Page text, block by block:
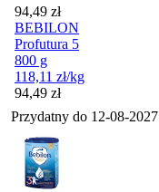
Cena
94,49 zł
BEBILON
Profutura 5
800 g
118,11 zł/kg
Cena
94,49 zł
Przydatny do 12-08-2027